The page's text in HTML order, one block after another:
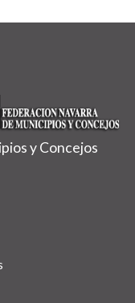
y Concejos